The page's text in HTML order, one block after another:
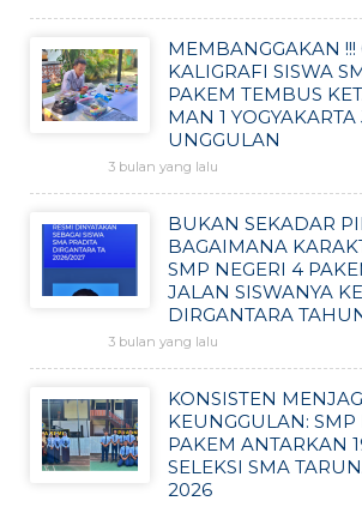
MEMBANGGAKAN !!!
KALIGRAFI SISWA
PAKEM TEMBUS
MAN 1
UNGGULAN
3 bulan yang lalu
BUKAN SEKADAR
BAGAIMANA
SMP NEGERI 4
JALAN SISWANYA
DIRGANTARA
3 bulan yang lalu
KONSISTEN
KEUNGGULAN: SMP
PAKEM ANTARKAN
SELEKSI SMA
2026